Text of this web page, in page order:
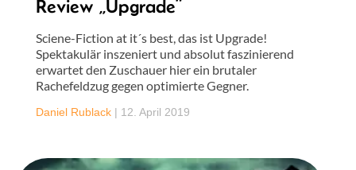
Review „Upgrade“
Sciene-Fiction at it´s best, das ist Upgrade!
Spektakulär inszeniert und absolut faszinierend
erwartet den Zuschauer hier ein brutaler
Rachefeldzug gegen optimierte Gegner.
Daniel Rublack | 12. April 2019